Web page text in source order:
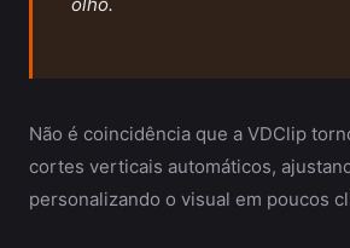
Não é coincidência que a VDClip
cortes verticais automáticos,
personalizando o visual em poucos